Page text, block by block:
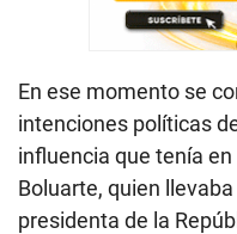
En ese momento se
intenciones políticas
influencia que tenía
Boluarte, quien
presidenta de la